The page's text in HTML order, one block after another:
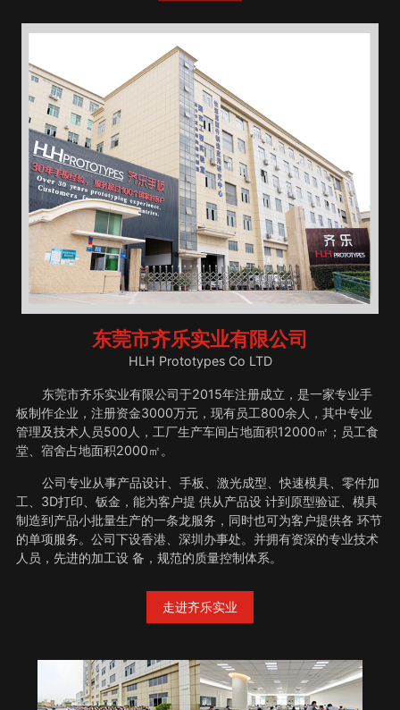
东莞市齐乐实业有限公司
HLH Prototypes Co LTD
东莞市齐乐实业有限公司于2015年注册成立，是一家专业手
板制作企业，注册资金3000万元，现有员工800余人，其中专业
管理及技术人员500人，工厂生产车间占地面积12000㎡；员工食
堂、宿舍占地面积2000㎡。
公司专业从事产品设计、手板、激光成型、快速模具、零件加
工、3D打印、钣金，能为客户提 供从产品设 计到原型验证、模具
制造到产品小批量生产的一条龙服务，同时也可为客户提供各 环节
的单项服务。公司下设香港、深圳办事处。并拥有资深的专业技术
人员，先进的加工设 备，规范的质量控制体系。
走进齐乐实业